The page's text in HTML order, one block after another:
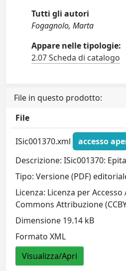
Tutti gli autori
Fogagnolo, Marta
Appare nelle tipologie:
2.07 Scheda di catalogo
File in questo prodotto:
File
ISic001370.xml
accesso
Descrizione: ISic001370:
Tipo: Versione (PDF)
Licenza: Licenza per
Commons Attribuzione
Dimensione 19.14 kB
Formato XML
Visualizza/Apri